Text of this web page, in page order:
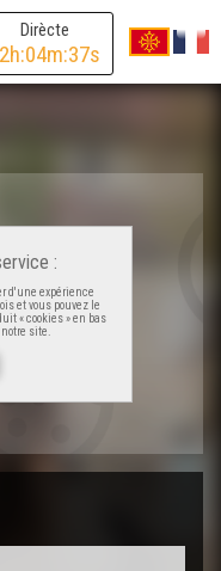
Dirècte
h:04m:37s
:
d'une expérience
et vous pouvez le
« cookies » en bas
site.